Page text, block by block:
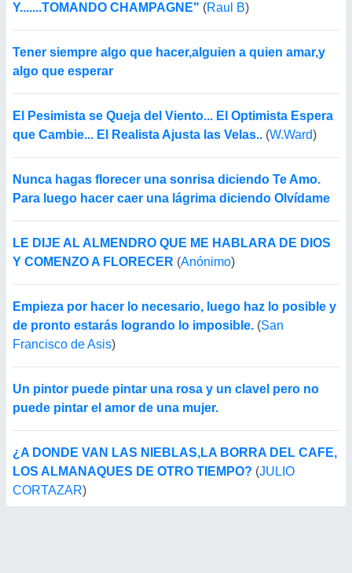
Y.......TOMANDO CHAMPAGNE" (Raul B)
Tener siempre algo que hacer,alguien a quien amar,y
algo que esperar
El Pesimista se Queja del Viento... El Optimista Espera
que Cambie... El Realista Ajusta las Velas.. (W.Ward)
Nunca hagas florecer una sonrisa diciendo Te Amo.
Para luego hacer caer una lágrima diciendo Olvídame
LE DIJE AL ALMENDRO QUE ME HABLARA DE DIOS
Y COMENZO A FLORECER (Anónimo)
Empieza por hacer lo necesario, luego haz lo posible y
de pronto estarás logrando lo imposible. (San
Francisco de Asis)
Un pintor puede pintar una rosa y un clavel pero no
puede pintar el amor de una mujer.
¿A DONDE VAN LAS NIEBLAS,LA BORRA DEL CAFE,
LOS ALMANAQUES DE OTRO TIEMPO? (JULIO
CORTAZAR)